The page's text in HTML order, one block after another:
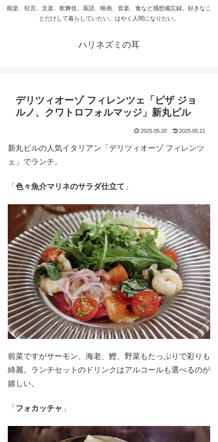
能楽、狂言、文楽、歌舞伎、落語、映画、音楽、食など感想備忘録。好きなこ
とだけして暮らしていたい。はやく人間になりたい。
ハリネズミの耳
デリツィオーゾ フィレンツェ「ピザ ジョ
ルノ、クワトロフォルマッジ」新丸ビル
2025.05.20 2025.05.21
新丸ビルの人気イタリアン「デリツィオーゾ フィレンツ
ェ」でランチ。
「 色々魚介マリネのサラダ仕立て 」
前菜ですがサーモン、海老、鰹、野菜もたっぷりで彩りも
綺麗。ランチセットのドリンクはアルコールも選べるのが
嬉しい。
「 フォカッチャ 」